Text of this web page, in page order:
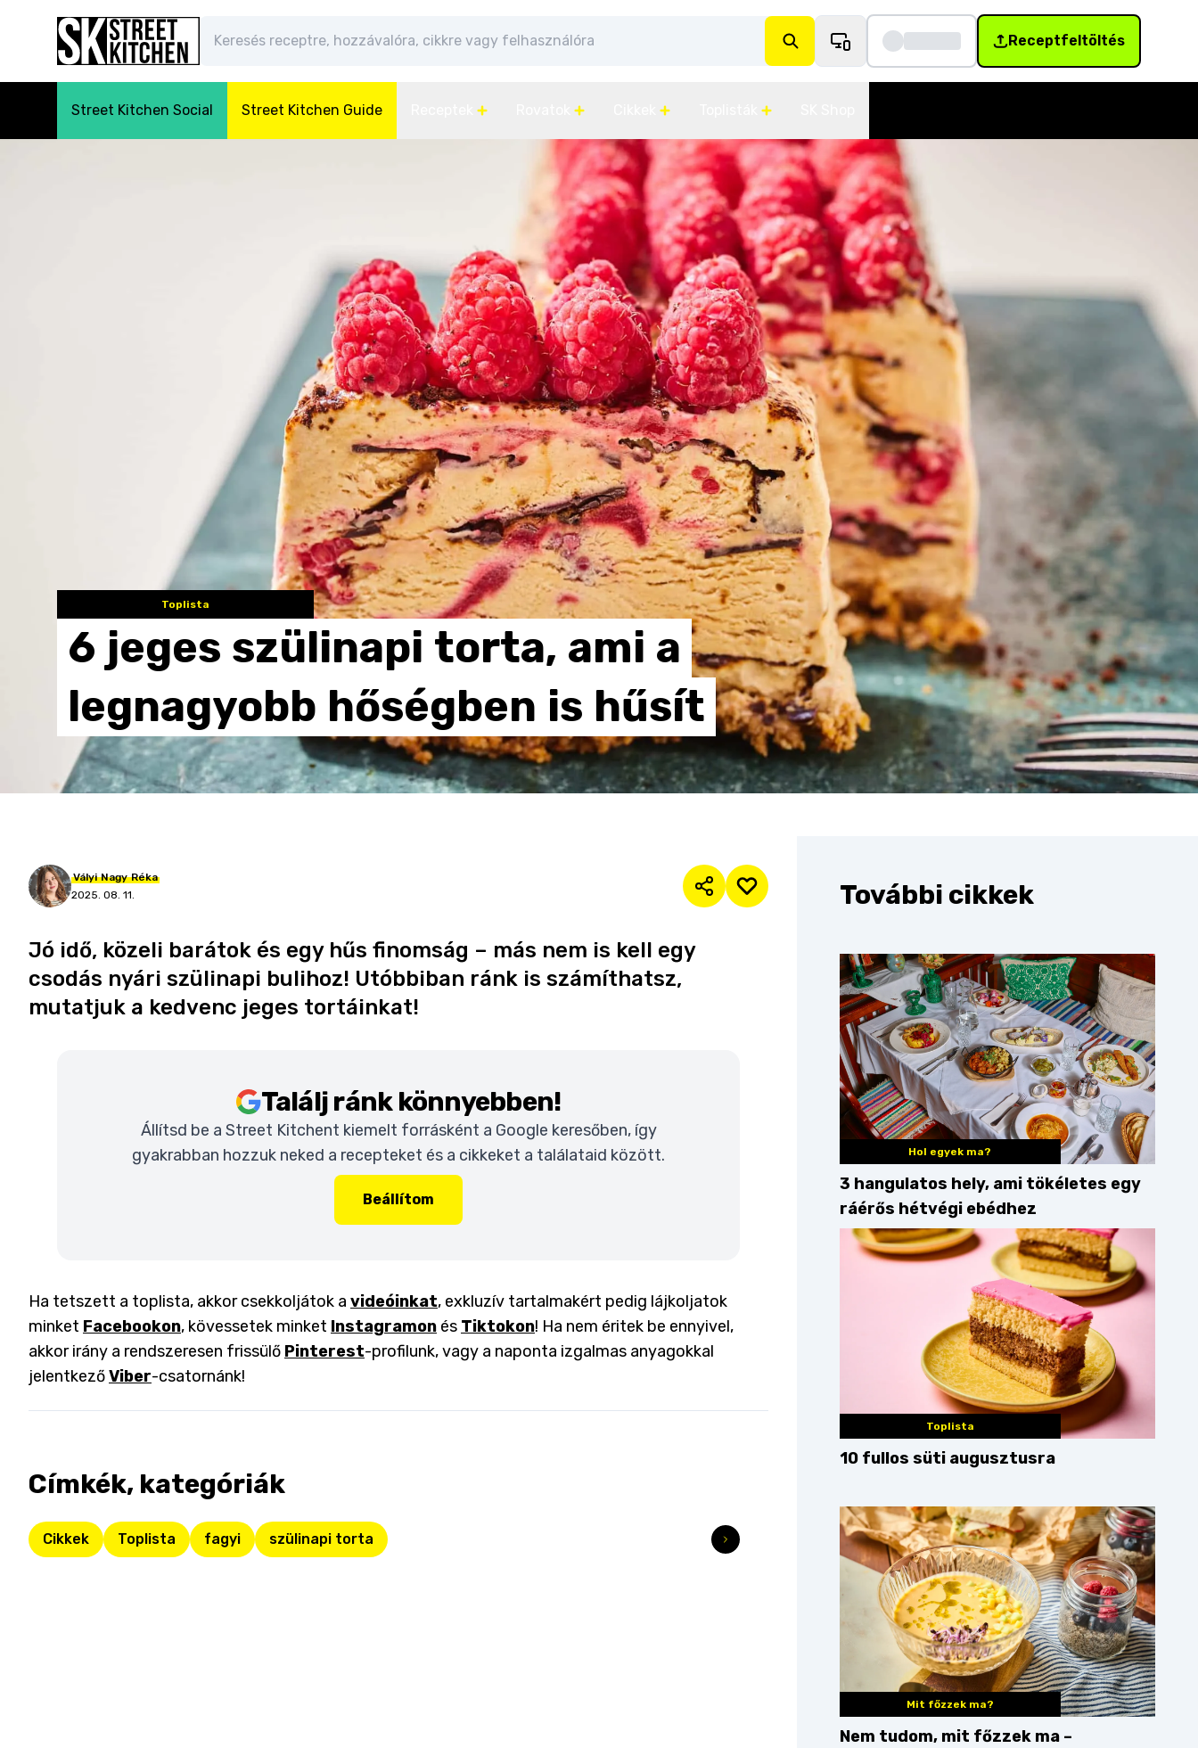
Receptfeltöltés
Street Kitchen Social Street Kitchen Guide
Toplista
6 jeges szülinapi torta, ami a
legnagyobb hőségben is hűsít
Vályi Nagy Réka
2025. 08. 11.
Jó idő, közeli barátok és egy hűs finomság – más nem is kell egy
csodás nyári szülinapi bulihoz! Utóbbiban ránk is számíthatsz,
mutatjuk a kedvenc jeges tortáinkat!
Találj ránk könnyebben!
Állítsd be a Street Kitchent kiemelt forrásként a Google keresőben, így
gyakrabban hozzuk neked a recepteket és a cikkeket a találataid között.
Beállítom
Ha tetszett a toplista, akkor csekkoljátok a videóinkat, exkluzív tartalmakért pedig lájkoljatok
minket Facebookon, kövessetek minket Instagramon és Tiktokon! Ha nem éritek be ennyivel,
akkor irány a rendszeresen frissülő Pinterest-profilunk, vagy a naponta izgalmas anyagokkal
jelentkezőViber-csatornánk!
Címkék, kategóriák
Cikkek Toplista fagyi szülinapi torta
További cikkek
Hol egyek ma?
3 hangulatos hely, ami tökéletes egy
ráérős hétvégi ebédhez
Toplista
10 fullos süti augusztusra
Mit főzzek ma?
Nem tudom, mit főzzek ma –